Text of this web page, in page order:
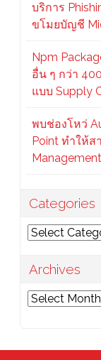
บริการ
ขโมยบัญชี
Npm
อื่น ๆ กว่า
แบบ Supply
พบช่องโหว่
Point ทำให้
Categories
Categories
Archives
Archives